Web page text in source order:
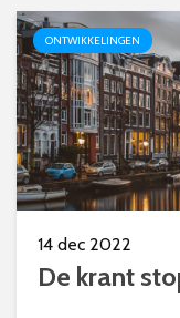
ONTWIKKELINGEN
14 dec 2022
De krant